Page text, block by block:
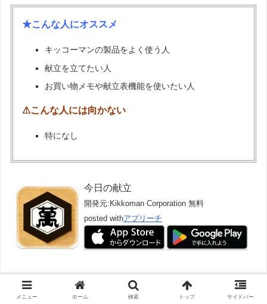
★こんな人にオススメ
キッコーマンの製品をよく使う人
献立を立てたい人
お買い物メモや献立表機能を使いたい人
⚠こんな人には向かない
特になし
今日の献立
開発元: Kikkoman Corporation 無料
posted withアプリーチ
まとめ
メニュー ホーム 検索 トップ サイドバー